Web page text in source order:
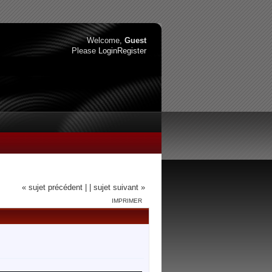
Welcome, Guest
Please LoginRegister
« sujet précédent | | sujet suivant »
IMPRIMER